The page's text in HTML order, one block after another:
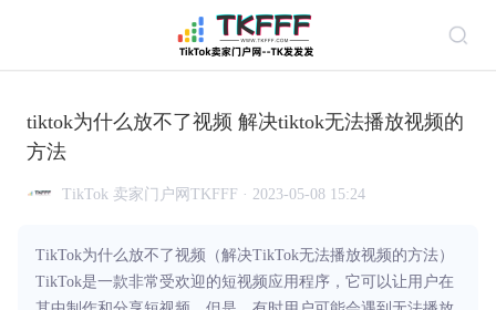
tiktok为什么放不了视频 解决tiktok无法播放视频的
方法
TikTok 卖家门户网TKFFF · 2023-05-08 15:24
TikTok为什么放不了视频（解决TikTok无法播放视频的方法）
TikTok是一款非常受欢迎的短视频应用程序，它可以让用户在